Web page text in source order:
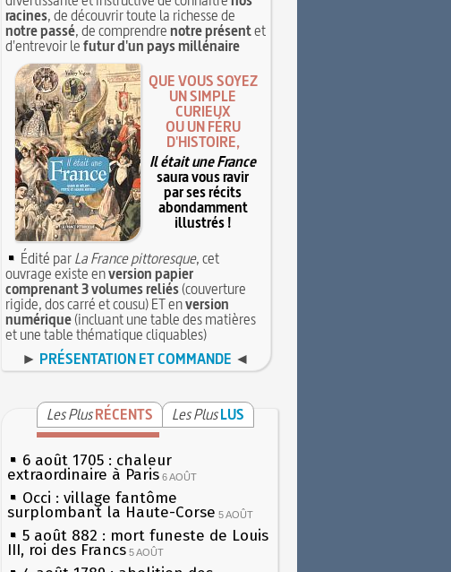
racines, de découvrir toute la richesse de
notre passé, de comprendrenotre présentet
d'entrevoir lefutur d'un pays millénaire
QUE VOUS SOYEZ
UN SIMPLE
CURIEUX
OU UN FÉRU
D'HISTOIRE,
Il était une France
saura vous ravir
par ses récits
abondamment
illustrés !
Édité parLa France pittoresque, cet
ouvrage existe enversion papier
comprenant 3 volumes reliés(couverture
rigide, dos carré et cousu) ET enversion
numérique(incluant une table des matières
et une table thématique cliquables)
► PRÉSENTATION ET COMMANDE ◄
Les Plus RÉCENTS Les Plus LUS
6 août 1705 : chaleur
extraordinaire à Paris 6 AOÛT
Occi : village fantôme
surplombant la Haute-Corse 5 AOÛT
5 août 882 : mort funeste de Louis
III, roi des Francs 5 AOÛT